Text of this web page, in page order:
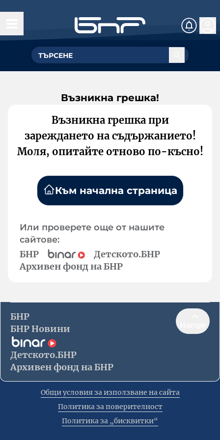
Възникна грешка!
Възникна грешка при
зареждането на съдържанието!
Моля, опитайте отново по-късно!
Към начална страница
Или проверете още от нашите
сайтове:
БНР
Детското.БНР
Архивен фонд на БНР
БНР
БНР Новини
Детското.БНР
Архивен фонд на БНР
Общи условия за използване на сайта
Политика за поверителност
Политика за „бисквитки“